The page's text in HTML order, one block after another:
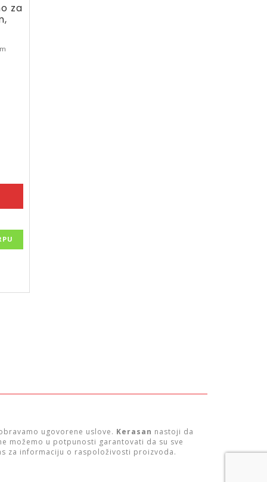
za
ugovorene uslove. Kerasan nastoji da
možemo u potpunosti garantovati da su sve
za informaciju o raspoloživosti proizvoda.